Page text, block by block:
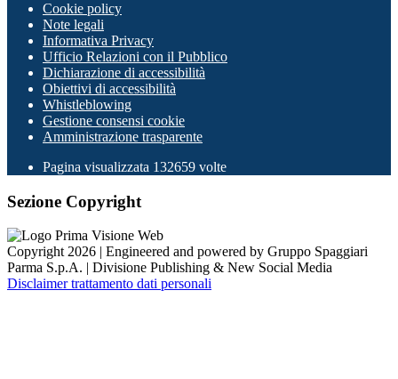
Cookie policy
Note legali
Informativa Privacy
Ufficio Relazioni con il Pubblico
Dichiarazione di accessibilità
Obiettivi di accessibilità
Whistleblowing
Gestione consensi cookie
Amministrazione trasparente
Pagina visualizzata 132659 volte
Sezione Copyright
Copyright 2026 | Engineered and powered by Gruppo Spaggiari
Parma S.p.A. | Divisione Publishing & New Social Media
Disclaimer trattamento dati personali